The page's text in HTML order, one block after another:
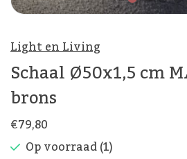
Light en Living
Schaal Ø50x1,5 cm
brons
€79,80
Op voorraad (1)